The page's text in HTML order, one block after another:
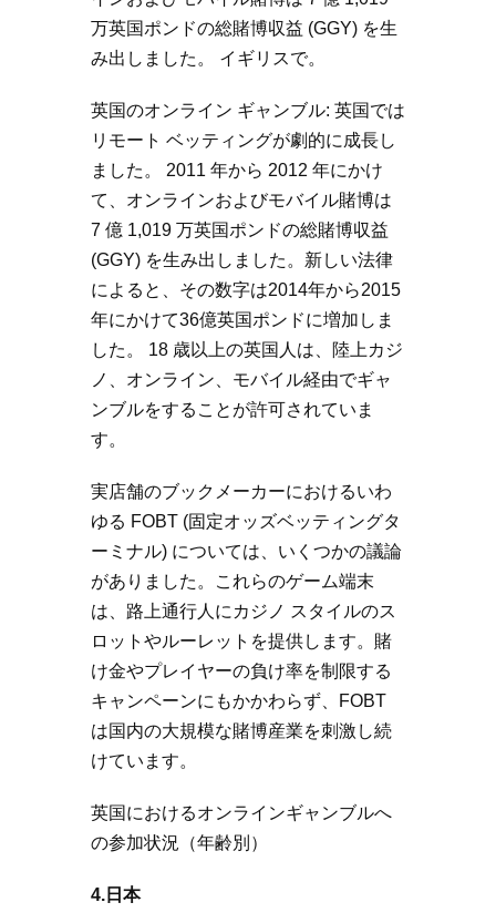
万英国ポンドの総賭博収益 (GGY) を生
み出しました。 イギリスで。
英国のオンライン ギャンブル: 英国では
リモート ベッティングが劇的に成長し
ました。 2011 年から 2012 年にかけ
て、オンラインおよびモバイル賭博は
7 億 1,019 万英国ポンドの総賭博収益
(GGY) を生み出しました。新しい法律
によると、その数字は2014年から2015
年にかけて36億英国ポンドに増加しま
した。 18 歳以上の英国人は、陸上カジ
ノ、オンライン、モバイル経由でギャ
ンブルをすることが許可されていま
す。
実店舗のブックメーカーにおけるいわ
ゆる FOBT (固定オッズベッティングタ
ーミナル) については、いくつかの議論
がありました。これらのゲーム端末
は、路上通行人にカジノ スタイルのス
ロットやルーレットを提供します。賭
け金やプレイヤーの負け率を制限する
キャンペーンにもかかわらず、FOBT
は国内の大規模な賭博産業を刺激し続
けています。
英国におけるオンラインギャンブルへ
の参加状況（年齢別）
4.日本